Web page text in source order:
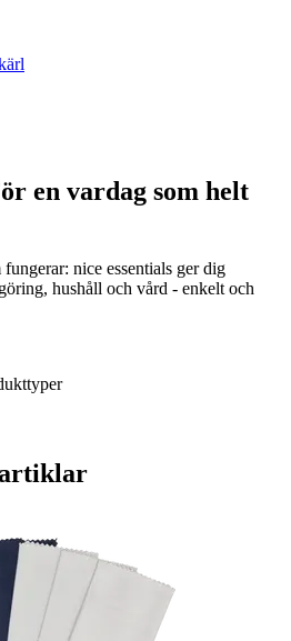
en vardag som helt
nice essentials ger dig
hushåll och vård - enkelt och
artiklar